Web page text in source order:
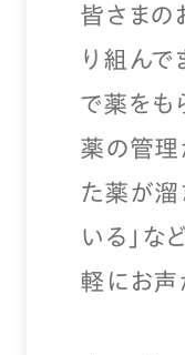
皆さまの
り組んで
で薬をも
薬の管理
た薬が溜
いる」な
軽にお声